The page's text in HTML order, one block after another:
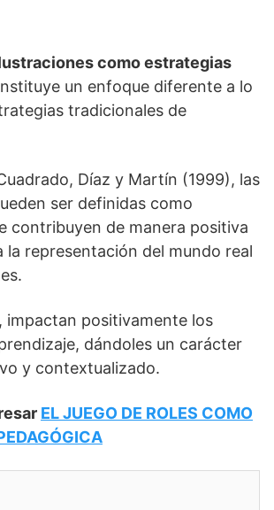
como estrategias
un enfoque diferente a lo
tradicionales de
Díaz y Martín (1999), las
ser definidas como
contribuyen de manera positiva
la representación del mundo real
impactan positivamente los
dándoles un carácter
y contextualizado.
EL JUEGO DE ROLES COMO